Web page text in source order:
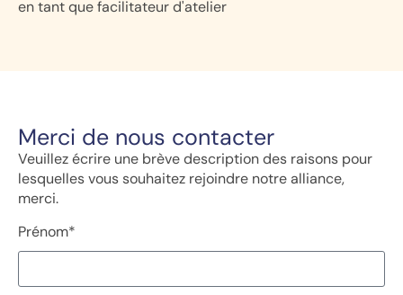
en tant que facilitateur d'atelier
Merci de nous contacter
Veuillez écrire une brève description des raisons pour
lesquelles vous souhaitez rejoindre notre alliance,
merci.
Prénom*